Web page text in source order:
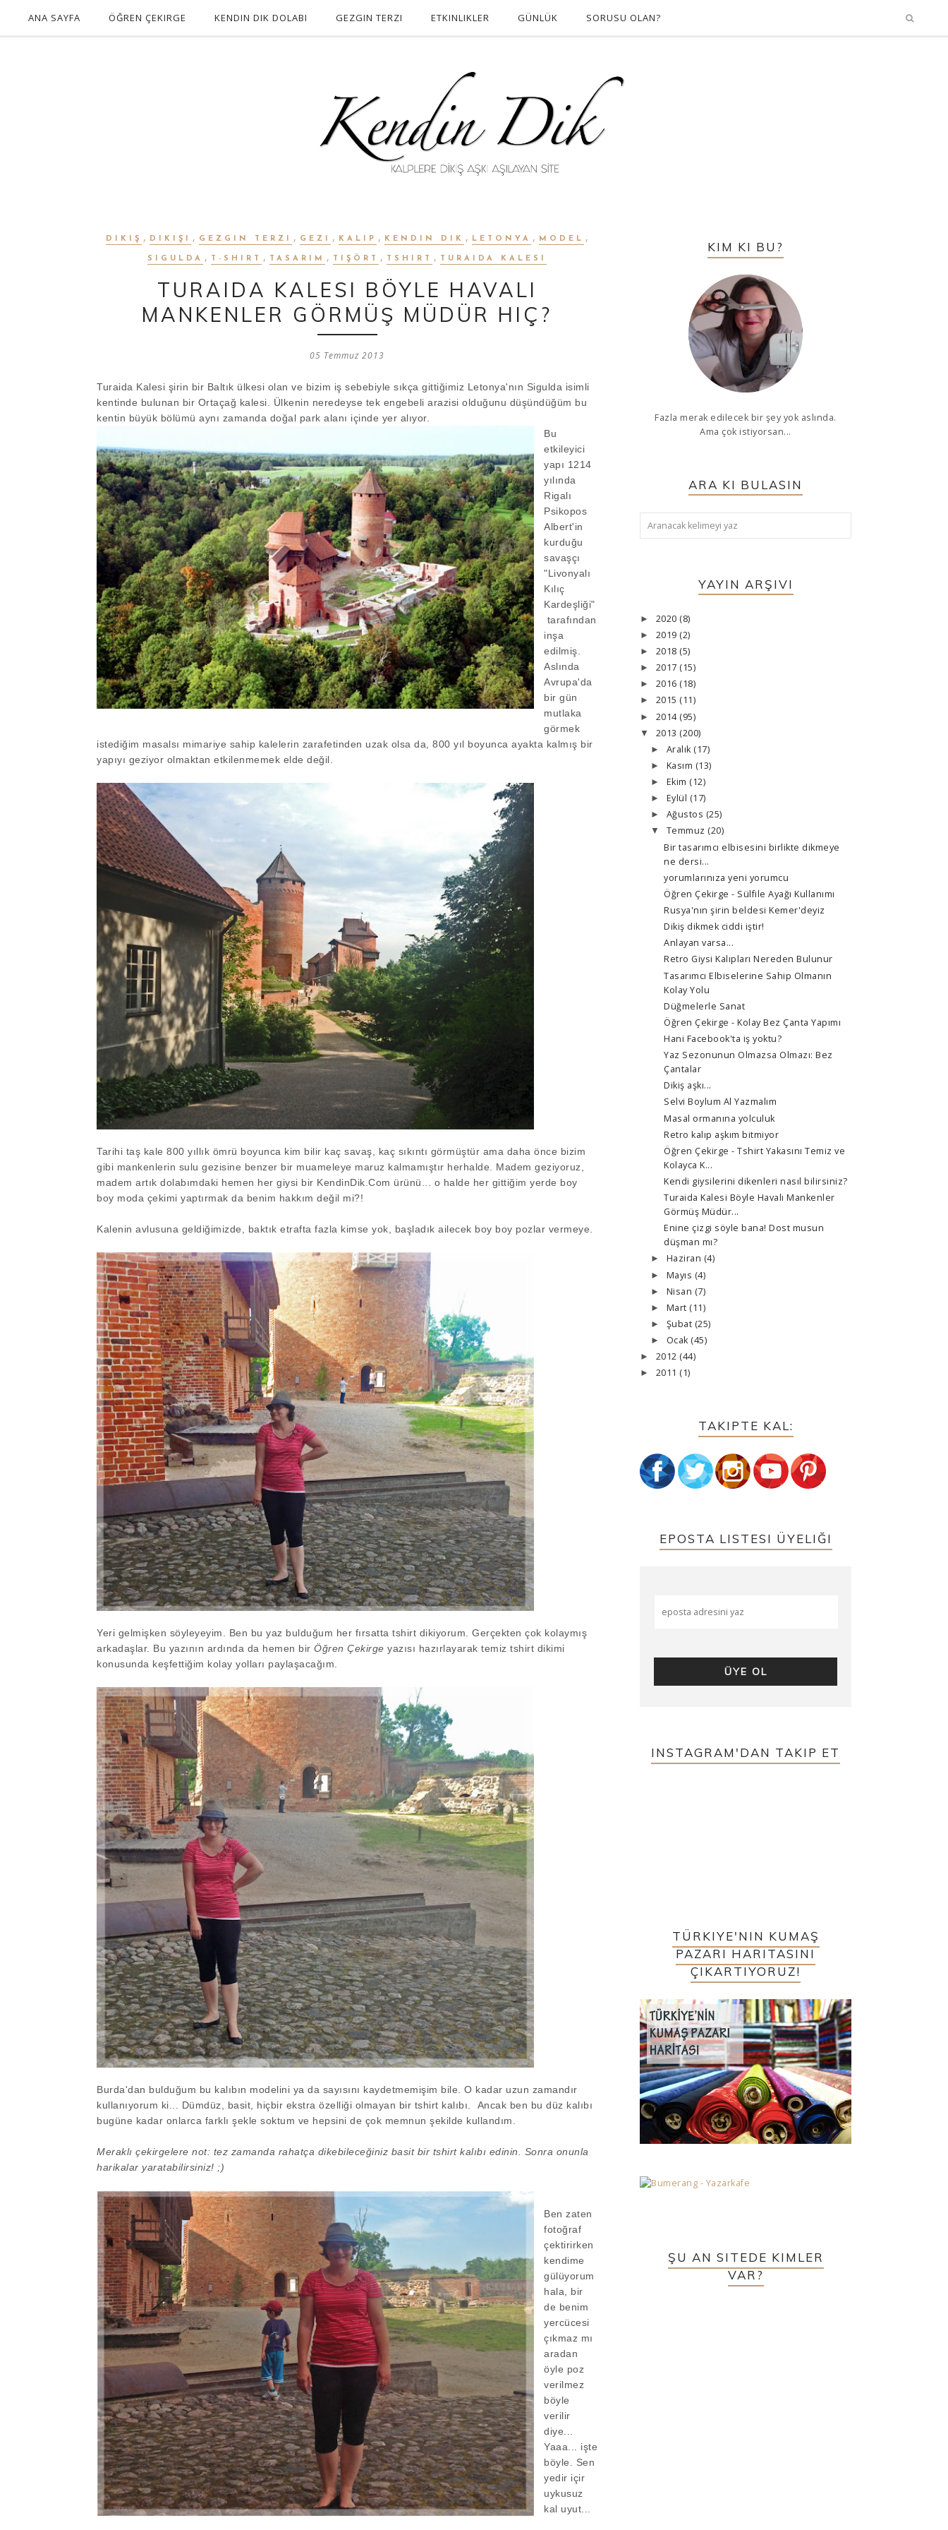
ANA SAYFA ÖĞREN ÇEKIRGE KENDIN DIK DOLABI GEZGIN TERZI ETKINLIKLER GÜNLÜK SORUSU OLAN?
DIKIŞ , DIKIŞI , GEZGIN TERZI , GEZI , KALIP , KENDIN DIK , LETONYA , MODEL ,
SIGULDA , T-SHIRT , TASARIM , TIŞÖRT , TSHIRT , TURAIDA KALESI
TURAIDA KALESI BÖYLE HAVALI
MANKENLER GÖRMÜŞ MÜDÜR HIÇ?
05 Temmuz 2013
Turaida Kalesi şirin bir Baltık ülkesi olan ve bizim iş sebebiyle sıkça gittiğimiz Letonya'nın Sigulda isimli
kentinde bulunan bir Ortaçağ kalesi. Ülkenin neredeyse tek engebeli arazisi olduğunu düşündüğüm bu
kentin büyük bölümü aynı zamanda doğal park alanı içinde yer alıyor.
Bu
etkileyici
yapı 1214
yılında
Rigalı
Psikopos
Albert'in
kurduğu
savaşçı
"Livonyalı
Kılıç
Kardeşliği"
tarafından
inşa
edilmiş.
Aslında
Avrupa'da
bir gün
mutlaka
görmek
istediğim masalsı mimariye sahip kalelerin zarafetinden uzak olsa da, 800 yıl boyunca ayakta kalmış bir
yapıyı geziyor olmaktan etkilenmemek elde değil.
Tarihi taş kale 800 yıllık ömrü boyunca kim bilir kaç savaş, kaç sıkıntı görmüştür ama daha önce bizim
gibi mankenlerin sulu gezisine benzer bir muameleye maruz kalmamıştır herhalde. Madem geziyoruz,
madem artık dolabımdaki hemen her giysi bir KendinDik.Com ürünü... o halde her gittiğim yerde boy
boy moda çekimi yaptırmak da benim hakkım değil mi?!
Kalenin avlusuna geldiğimizde, baktık etrafta fazla kimse yok, başladık ailecek boy boy pozlar vermeye.
Yeri gelmişken söyleyeyim. Ben bu yaz bulduğum her fırsatta tshirt dikiyorum. Gerçekten çok kolaymış
arkadaşlar. Bu yazının ardında da hemen bir Öğren Çekirge yazısı hazırlayarak temiz tshirt dikimi
konusunda keşfettiğim kolay yolları paylaşacağım.
Burda'dan bulduğum bu kalıbın modelini ya da sayısını kaydetmemişim bile. O kadar uzun zamandır
kullanıyorum ki... Dümdüz, basit, hiçbir ekstra özelliği olmayan bir tshirt kalıbı. Ancak ben bu düz kalıbı
bugüne kadar onlarca farklı şekle soktum ve hepsini de çok memnun şekilde kullandım.
Meraklı çekirgelere not: tez zamanda rahatça dikebileceğiniz basit bir tshirt kalıbı edinin. Sonra onunla
harikalar yaratabilirsiniz! ;)
Ben zaten
fotoğraf
çektirirken
kendime
gülüyorum
hala, bir
de benim
yercücesi
çıkmaz mı
aradan
öyle poz
verilmez
böyle
verilir
diye...
Yaaa... işte
böyle. Sen
yedir içir
uykusuz
kal uyut...
KIM KI BU?
Fazla merak edilecek bir şey yok aslında.
Ama çok istiyorsan...
ARA KI BULASIN
YAYIN ARŞIVI
► 2020 (8)
► 2019 (2)
► 2018 (5)
► 2017 (15)
► 2016 (18)
► 2015 (11)
► 2014 (95)
▼ 2013 (200)
► Aralık (17)
► Kasım (13)
► Ekim (12)
► Eylül (17)
► Ağustos (25)
▼ Temmuz (20)
Bir tasarımcı elbisesini birlikte dikmeye
ne dersi...
yorumlarınıza yeni yorumcu
Öğren Çekirge - Sülfile Ayağı Kullanımı
Rusya'nın şirin beldesi Kemer'deyiz
Dikiş dikmek ciddi iştir!
Anlayan varsa...
Retro Giysi Kalıpları Nereden Bulunur
Tasarımcı Elbiselerine Sahip Olmanın
Kolay Yolu
Düğmelerle Sanat
Öğren Çekirge - Kolay Bez Çanta Yapımı
Hani Facebook'ta iş yoktu?
Yaz Sezonunun Olmazsa Olmazı: Bez
Çantalar
Dikiş aşkı...
Selvi Boylum Al Yazmalım
Masal ormanına yolculuk
Retro kalıp aşkım bitmiyor
Öğren Çekirge - Tshirt Yakasını Temiz ve
Kolayca K...
Kendi giysilerini dikenleri nasıl bilirsiniz?
Turaida Kalesi Böyle Havalı Mankenler
Görmüş Müdür...
Enine çizgi söyle bana! Dost musun
düşman mı?
► Haziran (4)
► Mayıs (4)
► Nisan (7)
► Mart (11)
► Şubat (25)
► Ocak (45)
► 2012 (44)
► 2011 (1)
TAKIPTE KAL:
EPOSTA LISTESI ÜYELIĞI
INSTAGRAM'DAN TAKIP ET
TÜRKIYE'NIN KUMAŞ
PAZARI HARITASINI
ÇIKARTIYORUZ!
ŞU AN SITEDE KIMLER
VAR?